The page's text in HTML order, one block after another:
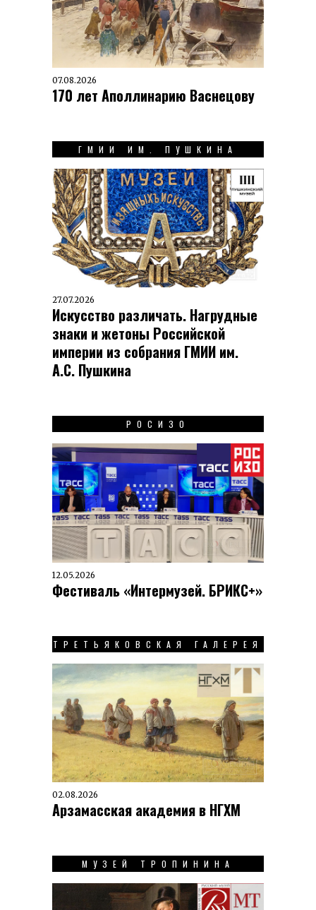
07.08.2026
170 лет Аполлинарию Васнецову
ГМИИ ИМ. ПУШКИНА
27.07.2026
Искусство различать. Нагрудные
знаки и жетоны Российской
империи из собрания ГМИИ им.
А.С. Пушкина
РОСИЗО
12.05.2026
Фестиваль «Интермузей. БРИКС+»
ТРЕТЬЯКОВСКАЯ ГАЛЕРЕЯ
02.08.2026
Арзамасская академия в НГХМ
МУЗЕЙ ТРОПИНИНА